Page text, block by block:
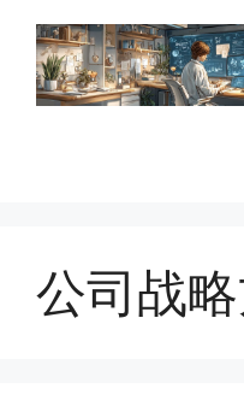
公司战